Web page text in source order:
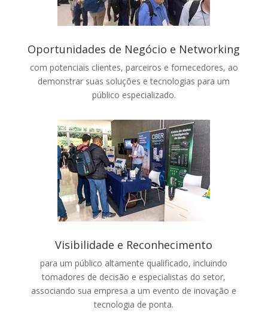
Oportunidades de Negócio e Networking
com potenciais clientes, parceiros e fornecedores, ao
demonstrar suas soluções e tecnologias para um
público especializado.
Visibilidade e Reconhecimento
para um público altamente qualificado, incluindo
tomadores de decisão e especialistas do setor,
associando sua empresa a um evento de inovação e
tecnologia de ponta.